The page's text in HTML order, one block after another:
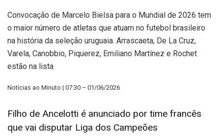
Convocação de Marcelo Bielsa para o Mundial de 2026 tem
o maior número de atletas que atuam no futebol brasileiro
na história da seleção uruguaia. Arrascaeta, De La Cruz,
Varela, Canobbio, Piquerez, Emiliano Martínez e Rochet
estão na lista
Notícias ao Minuto | 07:30 – 01/06/2026
Filho de Ancelotti é anunciado por time francês
que vai disputar Liga dos Campeões